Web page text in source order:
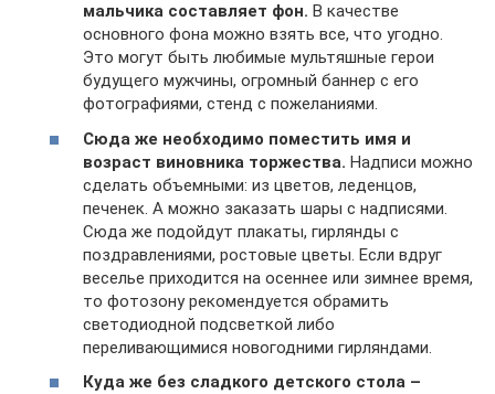
мальчика составляет фон. В качестве
основного фона можно взять все, что угодно.
Это могут быть любимые мультяшные герои
будущего мужчины, огромный баннер с его
фотографиями, стенд с пожеланиями.
Сюда же необходимо поместить имя и
возраст виновника торжества. Надписи можно
сделать объемными: из цветов, леденцов,
печенек. А можно заказать шары с надписями.
Сюда же подойдут плакаты, гирлянды с
поздравлениями, ростовые цветы. Если вдруг
веселье приходится на осеннее или зимнее время,
то фотозону рекомендуется обрамить
светодиодной подсветкой либо
переливающимися новогодними гирляндами.
Куда же без сладкого детского стола –